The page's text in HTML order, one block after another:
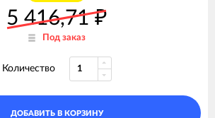
5 416,71₽
Под заказ
Количество
ДОБАВИТЬ В КОРЗИНУ